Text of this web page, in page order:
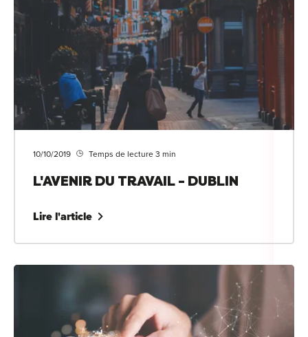
10/10/2019 Temps de lecture 3 min
L'AVENIR DU TRAVAIL - DUBLIN
Lire l'article